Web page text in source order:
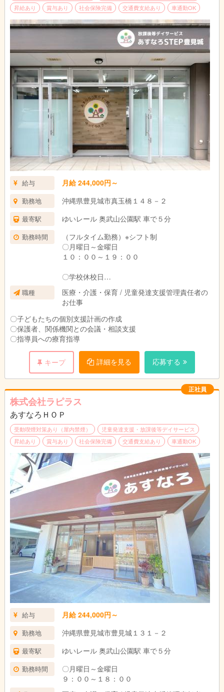
昇給あり
賞与あり 社会保険完備 交通費支給あり 車通勤OK
給与 月給 244,000円～
勤務地 沖縄県豊見城市真玉橋１４８－２
最寄駅 ゆいレール 奥武山公園駅 車で５分
勤務時間
（フルタイム勤務）※シフト制
〇月曜日～金曜日
１０：００～１９：００
〇学校休校日
職種
医療・介護・保育 / 児童発達支援管理責任者の
お仕事
〇子どもたちの個別支援計画の作成
〇保護者、関係機関との会議・相談支援
〇指導員への療育指導
キープ 詳細を見る 応募する
正社員
株式会社ラピラス
あすなろＨＯＰ
受動喫煙対策あり（屋内禁煙）
児童発達支援・放課後等デイサービス
昇給あり
賞与あり 社会保険完備 交通費支給あり 車通勤OK
給与 月給 244,000円～
勤務地 沖縄県豊見城市豊見城１３１－２
最寄駅 ゆいレール 奥武山公園駅 車で５分
勤務時間
〇月曜日～金曜日
９：００～１８：００